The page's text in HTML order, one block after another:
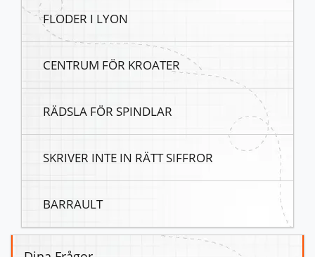
FLODER I LYON
CENTRUM FÖR KROATER
RÄDSLA FÖR SPINDLAR
SKRIVER INTE IN RÄTT SIFFROR
BARRAULT